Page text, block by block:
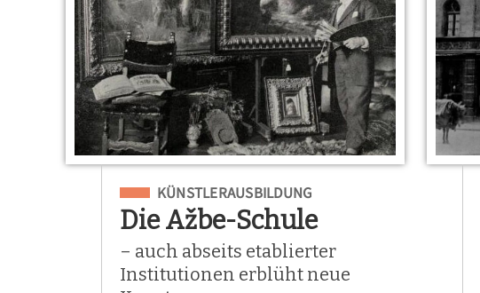
Eingeordnet unter
KÜNSTLERAUSBILDUNG
Die Ažbe-Schule
– auch abseits etablierter
Institutionen erblüht neue